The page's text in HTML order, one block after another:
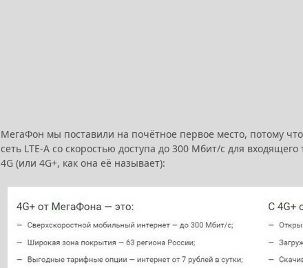
МегаФон мы поставили на почётное первое место, потому
сеть LTE-A со скоростью доступа до 300 Мбит/с для
4G (или 4G+, как она её называет):